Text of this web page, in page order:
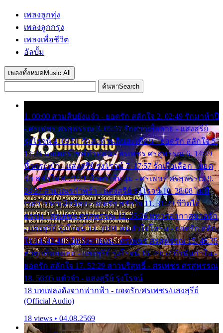
เพลงลูกทุ่ง
เพลงลูกกรุง
เพลงเพื่อชีวิต
อัลบั้ม
เพลงทั้งหมด Music All
ค้นหาSearch
1. 00:00 สามสิบยังแจ๋ว - ยอดรัก สลักใจ 2. 02:49 รักมาห้าปี
- ศรเพชร ศรสุพรรณ 3. 05:57 รักสาวเสื้อลาย - แสงสุรีย์
รุ่งโรจน์ 4. 09:51 รักสะท้านดินสะเทือน - ยอดรัก สลักใจ 5.
12:23 มอเตอร์ไซค์ทำหล่น - ศรเพชร ศรสุพรรณ 6. 14:49
หิ้วกระเป๋า - แสงสุรีย์ รุ่งโรจน์ 7. 17:57 รักเผื่อเลือก - ยอด
รัก สลักใจ 8. 21:21 น้ำตาไอ้หนุ่ม - ศรเพชร ศรสุพรรณ 9.
24:27 สามเณรกำพร้า - แสงสุรีย์ รุ่งโรจน์ 10. 28:08 ไม่มี
เวลาไปหาเมียน้อย - ยอดรัก สลักใจ 11. 31:29 ชีวิตไอ้
ธรรม - ศรเพชร ศรสุพรรณ 12. 35:26 ทหารอากาศขาดรัก
- แสงสุรีย์ รุ่งโรจน์ 13. 39:01 คนหัวใจโทรม - ยอดรัก สลัก
ใจ 14. 42:49 ไอ้หวังตายแน่ - ศรเพชร ศรสุพรรณ 15. 46:35
ธาตุแท้ของเธอ - แสงสุรีย์ รุ่งโรจน์ 16. 49:57 กำนันกำใน -
ยอดรัก สลักใจ 17. 52:29 สาวบริสุทธิ์ - ศรเพชร ศรสุพรรณ
18. 56:05 แต๋วจ๋า - แสงสุรีย์ รุ่งโรจน์
18 บทเพลงดังจากฟากฟ้า - ยอดรัก/ศรเพชร/แสงสุรีย์
(Official Audio)
18 views • 04.08.2569